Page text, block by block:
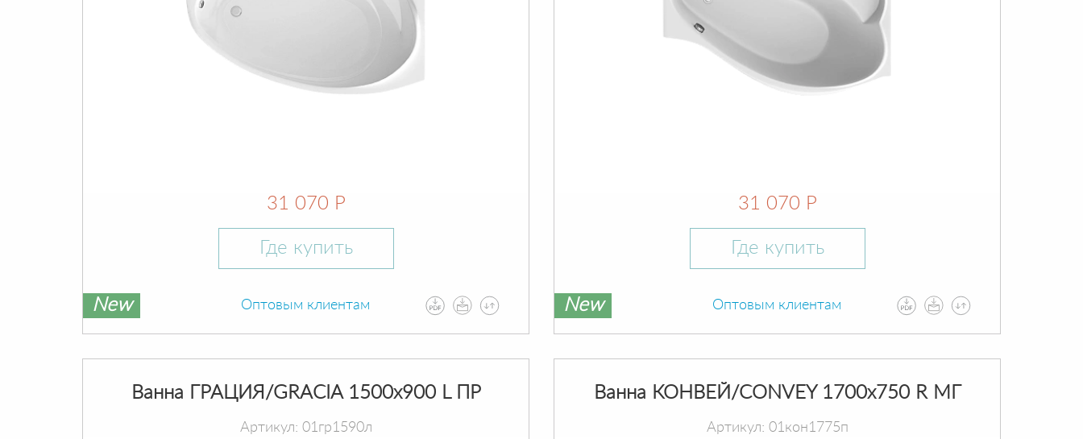
31 070 Р
Где купить
New Оптовым клиентам
31 070 Р
Где купить
New Оптовым клиентам
Ванна ГРАЦИЯ/GRACIA 1500х900 L ПР
Артикул: 01гр1590л
Ванна КОНВЕЙ/CONVEY 1700х750 R МГ
Артикул: 01кон1775п